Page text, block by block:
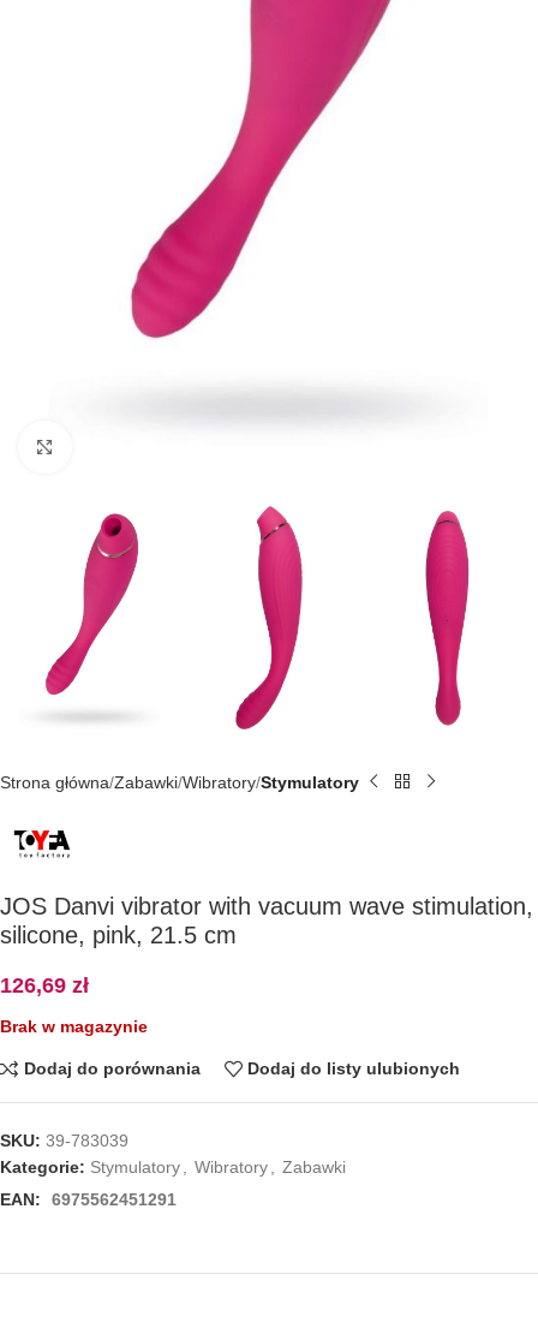
Strona główna Zabawki Wibratory Stymulatory
JOS Danvi vibrator with vacuum wave stimulation,
silicone, pink, 21.5 cm
126,69 zł
Brak w magazynie
Dodaj do porównania Dodaj do listy ulubionych
SKU: 39-783039
Kategorie: Stymulatory Wibratory
Zabawki
EAN:
6975562451291